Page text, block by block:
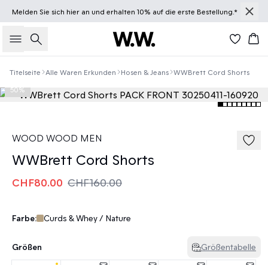
Melden Sie sich hieran und erhalten 10% auf die erste Bestellung.*
Suche
Titelseite Alle Waren Erkunden Hosen & Jeans WWBrett Cord Shorts
50%
WOOD WOOD MEN
WWBrett Cord Shorts
CHF80.00 CHF160.00
Farbe: Curds & Whey / Nature
Größen Größentabelle